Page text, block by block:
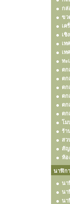
กล่
ขว
เค
เชิ
เท
เท
ทะ
ตก
ตก
ตก
ตก
ตก
ตก
โม
ร้า
สว
สัญ
ห้อ
นาฬิก
นา
นา
นา